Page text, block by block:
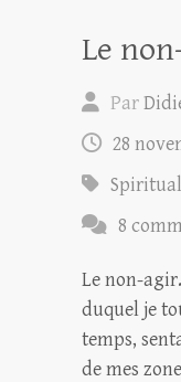
Le
Par
28
8
Le non-
duquel je
temps,
de mes